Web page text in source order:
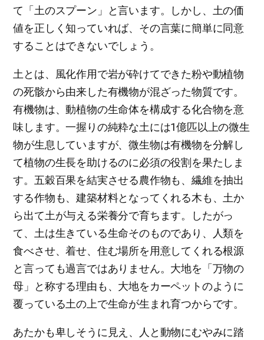
て「土のスプーン」と言います。しかし、土の価
値を正しく知っていれば、その言葉に簡単に同意
することはできないでしょう。
土とは、風化作用で岩が砕けてできた粉や動植物
の死骸から由来した有機物が混ざった物質です。
有機物は、動植物の生命体を構成する化合物を意
味します。一握りの純粋な土には1億匹以上の微生
物が生息していますが、微生物は有機物を分解し
て植物の生長を助けるのに必須の役割を果たしま
す。五穀百果を結実させる農作物も、繊維を抽出
する作物も、建築材料となってくれる木も、土か
ら出て土が与える栄養分で育ちます。したがっ
て、土は生きている生命そのものであり、人類を
食べさせ、着せ、住む場所を用意してくれる根源
と言っても過言ではありません。大地を「万物の
母」と称する理由も、大地をカーペットのように
覆っている土の上で生命が生まれ育つからです。
あたかも卑しそうに見え、人と動物にむやみに踏